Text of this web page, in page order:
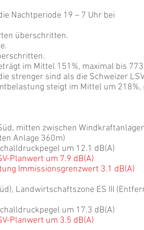
Nachtperiode 19 – 7 Uhr bei
überschritten.
im Mittel 151%, maximal bis
strenger sind als die Schweizer
steigt im Mittel um 218%,
mitten zwischen
Anlage 360m)
um 12.1 dB(A)
Planwert um 7.9 dB(A)
Immissionsgrenzwert 3.1 dB(A)
Landwirtschaftszone ES III
um 17.3 dB(A)
Planwert um 3.5 dB(A)